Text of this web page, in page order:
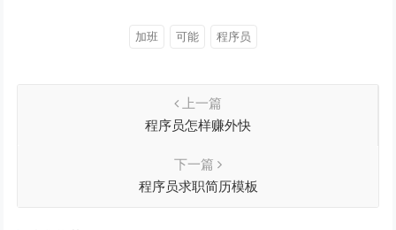
加班 可能 程序员
上一篇
程序员怎样赚外快
下一篇
程序员求职简历模板